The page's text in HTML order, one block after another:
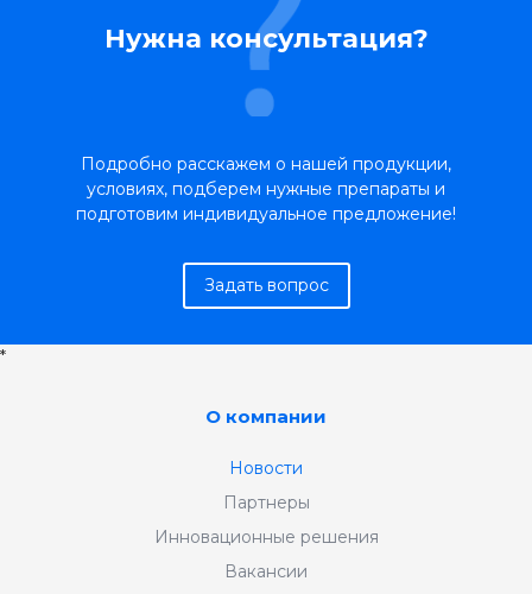
Нужна консультация?
Подробно расскажем о нашей продукции,
условиях, подберем нужные препараты и
подготовим индивидуальное предложение!
Задать вопрос
*
О компании
Новости
Партнеры
Инновационные решения
Вакансии